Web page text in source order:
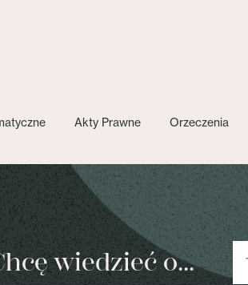
Akty Prawne Orzeczenia
wiedzieć o...